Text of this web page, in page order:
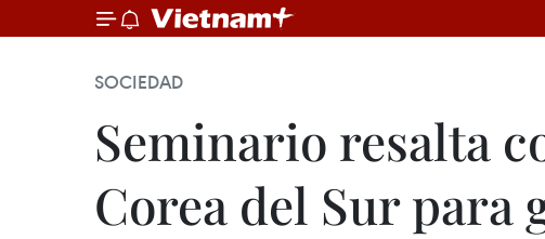
SOCIEDAD
Seminario resalta
Corea del Sur para